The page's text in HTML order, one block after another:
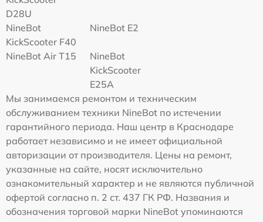
D28U
NineBot
KickScooter F40
NineBot E2
NineBot Air T15
NineBot
KickScooter
E25A
Мы занимаемся ремонтом и техническим
обслуживанием техники NineBot по истечении
гарантийного периода. Наш центр в Краснодаре
работает независимо и не имеет официальной
авторизации от производителя. Цены на ремонт,
указанные на сайте, носят исключительно
ознакомительный характер и не являются публичной
офертой согласно п. 2 ст. 437 ГК РФ. Названия и
обозначения торговой марки NineBot упоминаются